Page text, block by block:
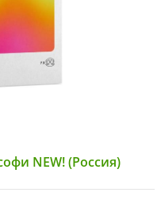
NEW! (Россия)